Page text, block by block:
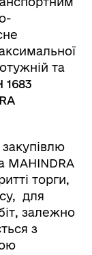
та
1683
MAHINDRA
торги,
для
залежно
з